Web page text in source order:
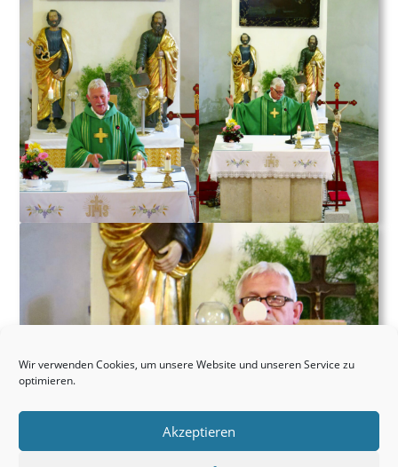
Wir verwenden Cookies, um unsere Website und unseren Service zu
optimieren.
Akzeptieren